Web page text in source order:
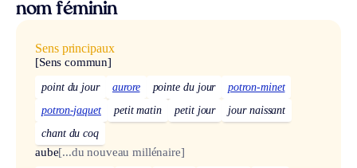
nom féminin
Sens principaux
[Sens commun]
point du jour aurore pointe du jour
potron-minet
potron-jaquet
petit matin petit jour
jour naissant
chant du coq
aube[...du nouveau millénaire]